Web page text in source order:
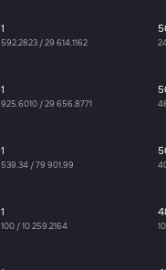
1
592.2823 /29 614.1162
1
925.6010 /29 656.8771
1
539.34 /79 901.99
1
100 /10 259.2164